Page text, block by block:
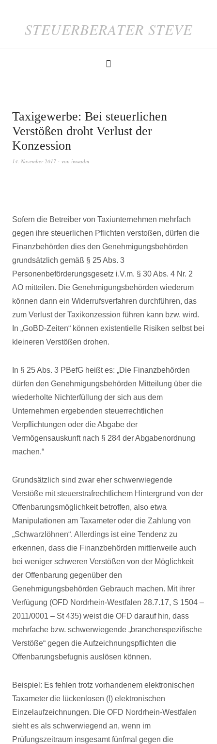
STEUERBERATER STEVE
Taxigewerbe: Bei steuerlichen
Verstößen droht Verlust der
Konzession
14. November 2017 von iwwadm
Sofern die Betreiber von Taxiunternehmen mehrfach
gegen ihre steuerlichen Pflichten verstoßen, dürfen die
Finanzbehörden dies den Genehmigungsbehörden
grundsätzlich gemäß § 25 Abs. 3
Personenbeförderungsgesetz i.V.m. § 30 Abs. 4 Nr. 2
AO mitteilen. Die Genehmigungsbehörden wiederum
können dann ein Widerrufsverfahren durchführen, das
zum Verlust der Taxikonzession führen kann bzw. wird.
In „GoBD-Zeiten“ können existentielle Risiken selbst bei
kleineren Verstößen drohen.
In § 25 Abs. 3 PBefG heißt es: „Die Finanzbehörden
dürfen den Genehmigungsbehörden Mitteilung über die
wiederholte Nichterfüllung der sich aus dem
Unternehmen ergebenden steuerrechtlichen
Verpflichtungen oder die Abgabe der
Vermögensauskunft nach § 284 der Abgabenordnung
machen.“
Grundsätzlich sind zwar eher schwerwiegende
Verstöße mit steuerstrafrechtlichem Hintergrund von der
Offenbarungsmöglichkeit betroffen, also etwa
Manipulationen am Taxameter oder die Zahlung von
„Schwarzlöhnen“. Allerdings ist eine Tendenz zu
erkennen, dass die Finanzbehörden mittlerweile auch
bei weniger schweren Verstößen von der Möglichkeit
der Offenbarung gegenüber den
Genehmigungsbehörden Gebrauch machen. Mit ihrer
Verfügung (OFD Nordrhein-Westfalen 28.7.17, S 1504 –
2011/0001 – St 435) weist die OFD darauf hin, dass
mehrfache bzw. schwerwiegende „branchenspezifische
Verstöße“ gegen die Aufzeichnungspflichten die
Offenbarungsbefugnis auslösen können.
Beispiel: Es fehlen trotz vorhandenem elektronischen
Taxameter die lückenlosen (!) elektronischen
Einzelaufzeichnungen. Die OFD Nordrhein-Westfalen
sieht es als schwerwiegend an, wenn im
Prüfungszeitraum insgesamt fünfmal gegen die